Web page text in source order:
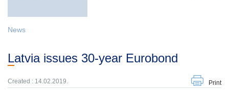
News
Latvia issues 30-year Eurobond
Created : 14.02.2019. Print